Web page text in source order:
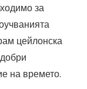
за
цейлонска
на времето.